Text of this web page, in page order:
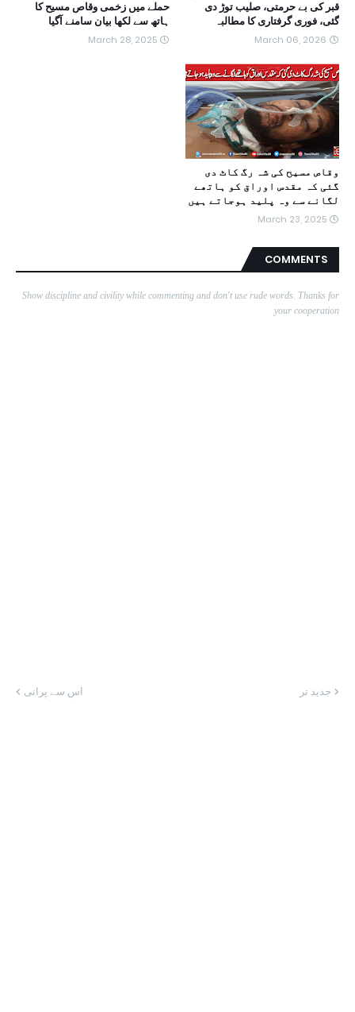
قبر کی بے حرمتی، صلیب توڑ دی
گئی، فوری گرفتاری کا مطالبہ
March 06, 2026
حملے میں زخمی وقاص مسیح کا
ہاتھ سے لکھا بیان سامنے آگیا
March 28, 2025
وقاص مسیح کی شہ رگ کاٹ دی
گئی کہ مقدس اوراق کو ہاتھے
لگانے سے وہ پلید ہوجاتے ہیں
March 23, 2025
COMMENTS
Show discipline and civility while commenting and don't use rude words. Thanks for
your cooperation
جدید تر اس سے پرانی